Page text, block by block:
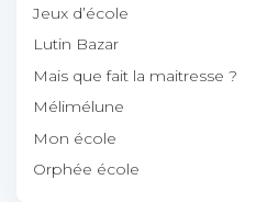
Jeux d’école
Lutin Bazar
Mais que fait la maitresse ?
Mélimélune
Mon école
Orphée école